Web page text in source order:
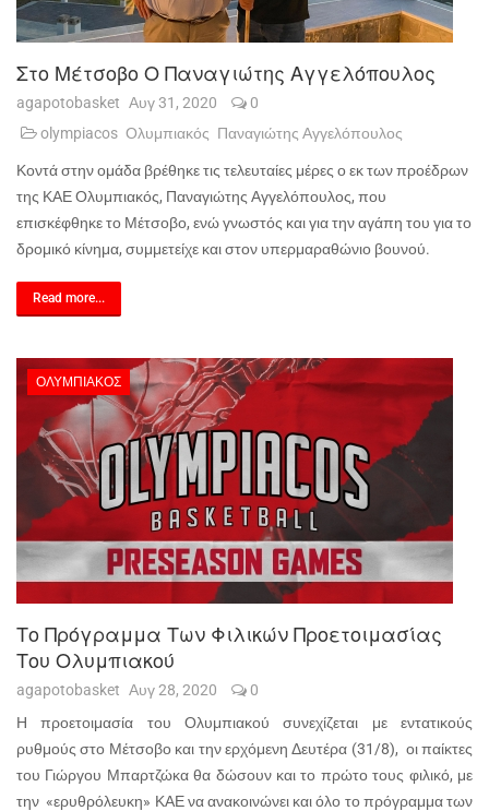
Στο Μέτσοβο Ο Παναγιώτης Αγγελόπουλος
agapotobasket Αυγ 31, 2020
0
olympiacos Ολυμπιακός Παναγιώτης Αγγελόπουλος
Κοντά στην ομάδα βρέθηκε τις τελευταίες μέρες ο εκ των προέδρων
της ΚΑΕ Ολυμπιακός, Παναγιώτης Αγγελόπουλος, που
επισκέφθηκε το Μέτσοβο, ενώ γνωστός και για την αγάπη του για το
δρομικό κίνημα, συμμετείχε και στον υπερμαραθώνιο βουνού.
Read more...
ΟΛΥΜΠΙΑΚΌΣ
Το Πρόγραμμα Των Φιλικών Προετοιμασίας
Του Ολυμπιακού
agapotobasket Αυγ 28, 2020
0
Η προετοιμασία του Ολυμπιακού συνεχίζεται με εντατικούς
ρυθμούς στο Μέτσοβο και την ερχόμενη Δευτέρα (31/8), οι παίκτες
του Γιώργου Μπαρτζώκα θα δώσουν και το πρώτο τους φιλικό, με
την «ερυθρόλευκη» ΚΑΕ να ανακοινώνει και όλο το πρόγραμμα των